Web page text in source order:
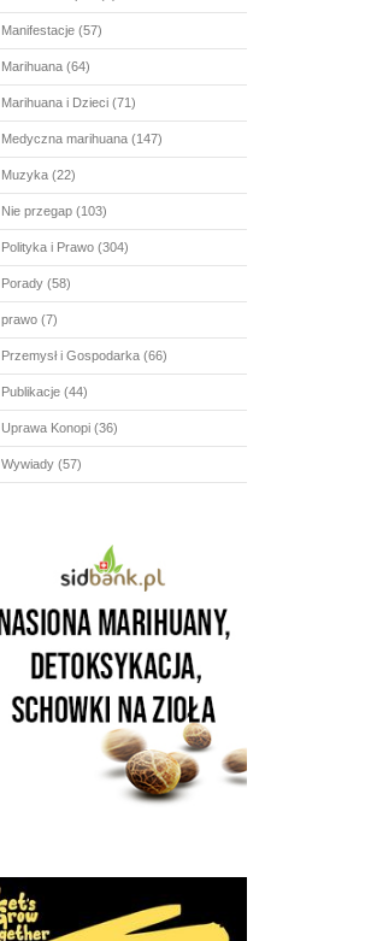
Manifestacje(57)
Marihuana(64)
Marihuana i Dzieci(71)
Medyczna marihuana(147)
Muzyka(22)
Nie przegap(103)
Polityka i Prawo(304)
Porady(58)
prawo(7)
Przemysł i Gospodarka(66)
Publikacje(44)
Uprawa Konopi(36)
Wywiady(57)